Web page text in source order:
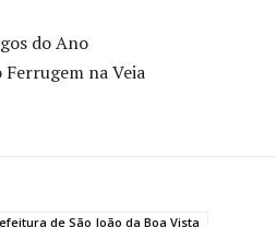
do Ano
na Veia
de São João da Boa Vista